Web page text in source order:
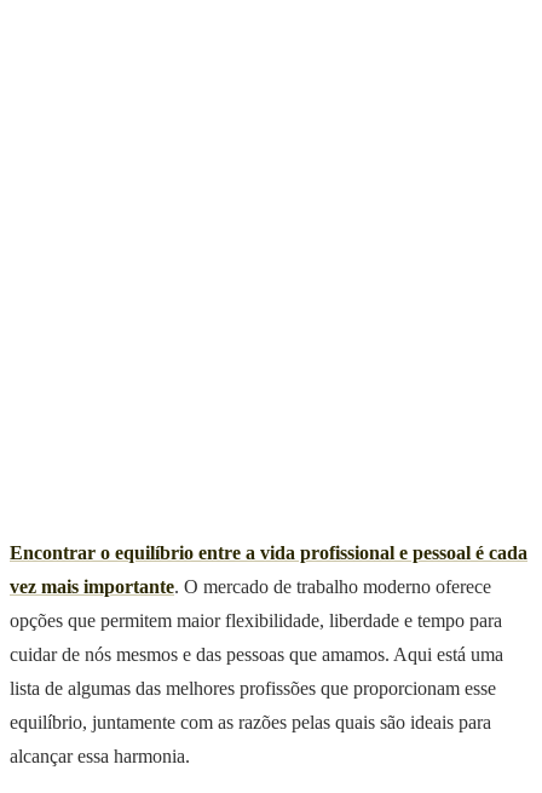
Encontrar o equilíbrio entre a vida profissional e pessoal é cada
vez mais importante. O mercado de trabalho moderno oferece
opções que permitem maior flexibilidade, liberdade e tempo para
cuidar de nós mesmos e das pessoas que amamos. Aqui está uma
lista de algumas das melhores profissões que proporcionam esse
equilíbrio, juntamente com as razões pelas quais são ideais para
alcançar essa harmonia.